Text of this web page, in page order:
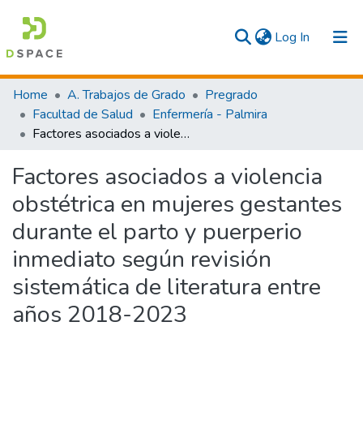
Log In (current)
Communities & Collections
Home A. Trabajos de Grado
Pregrado
Facultad de Salud
Enfermería - Palmira
Factores asociados a violencia obstétrica en mujeres gestantes durante el parto y puerperio inmediato según revisión sistemática de literatura entre años 2018-2023
Factores asociados a violencia
obstétrica en mujeres gestantes
durante el parto y puerperio
inmediato según revisión
sistemática de literatura entre
años 2018-2023